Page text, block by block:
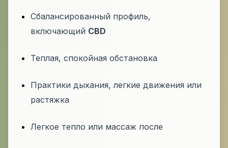
Сбалансированный профиль,
включающий CBD
Теплая, спокойная обстановка
Практики дыхания, легкие движения или
растяжка
Легкое тепло или массаж после